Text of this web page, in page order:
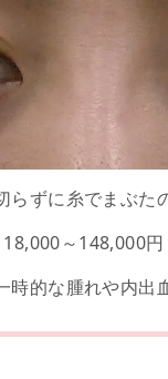
らずに糸でまぶた
～148,000円
時的な腫れや内出